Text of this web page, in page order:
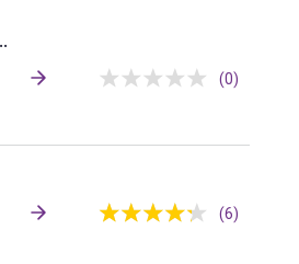
druk
(0)
(6)